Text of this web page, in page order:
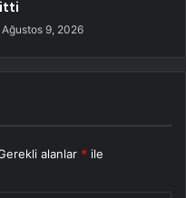
Ağustos 9, 2026
alanlar * ile